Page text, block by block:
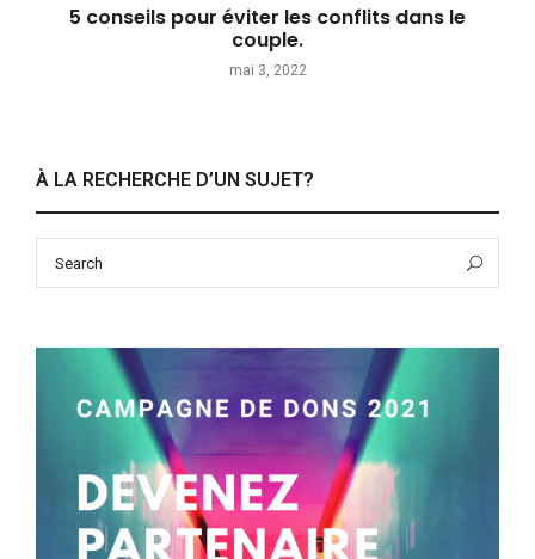
5 conseils pour éviter les conflits dans le
couple.
mai 3, 2022
À LA RECHERCHE D’UN SUJET?